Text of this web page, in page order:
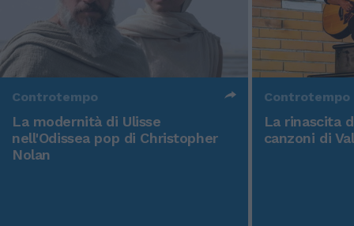
Controtempo
La modernità di Ulisse
nell'Odissea pop di Christopher
Nolan
Controtempo
La rinascita
canzoni di